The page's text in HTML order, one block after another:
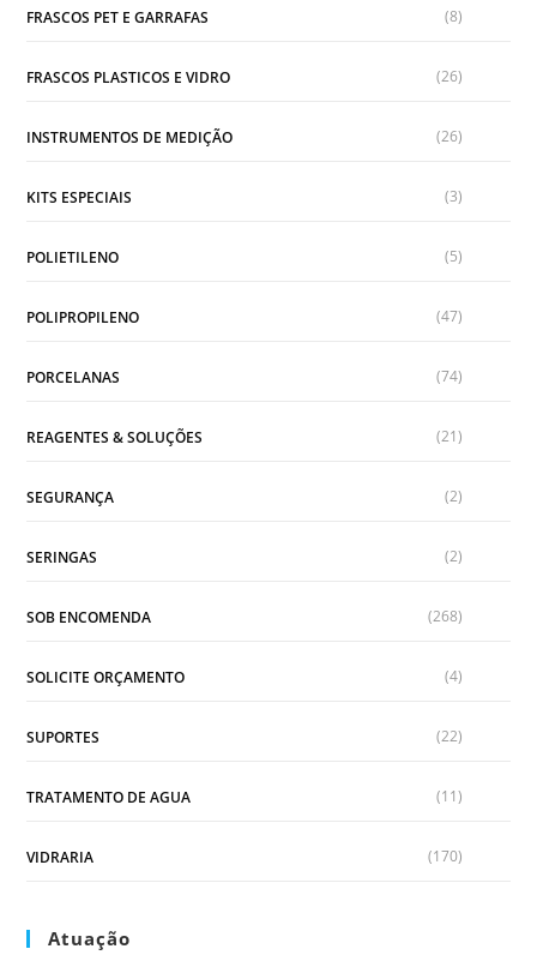
FRASCOS PET E GARRAFAS (8)
FRASCOS PLASTICOS E VIDRO (26)
INSTRUMENTOS DE MEDIÇÃO (26)
KITS ESPECIAIS (3)
POLIETILENO (5)
POLIPROPILENO (47)
PORCELANAS (74)
REAGENTES & SOLUÇÕES (21)
SEGURANÇA (2)
SERINGAS (2)
SOB ENCOMENDA (268)
SOLICITE ORÇAMENTO (4)
SUPORTES (22)
TRATAMENTO DE AGUA (11)
VIDRARIA (170)
Atuação